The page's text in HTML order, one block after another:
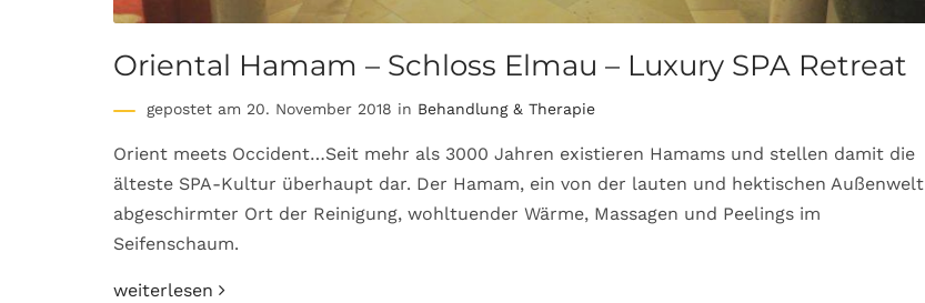
Oriental Hamam – Schloss Elmau – Luxury SPA Retreat
gepostet am 20. November 2018 in Behandlung & Therapie
Orient meets Occident…Seit mehr als 3000 Jahren existieren Hamams und stellen damit die
älteste SPA-Kultur überhaupt dar. Der Hamam, ein von der lauten und hektischen Außenwelt
abgeschirmter Ort der Reinigung, wohltuender Wärme, Massagen und Peelings im
Seifenschaum.
weiterlesen